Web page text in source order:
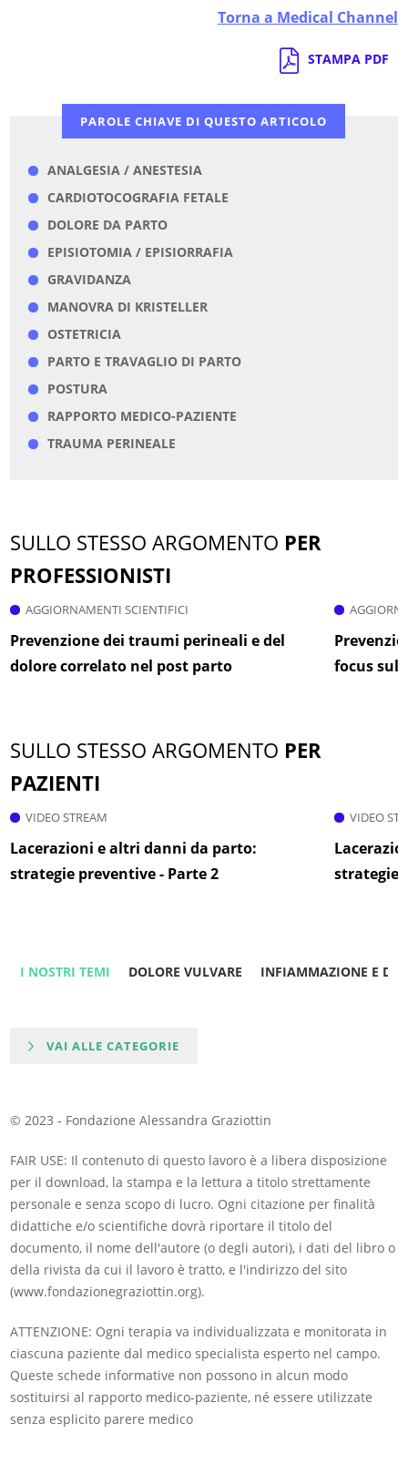
Torna a Medical Channel
STAMPA PDF
PAROLE CHIAVE DI QUESTO ARTICOLO
ANALGESIA / ANESTESIA
CARDIOTOCOGRAFIA FETALE
DOLORE DA PARTO
EPISIOTOMIA / EPISIORRAFIA
GRAVIDANZA
MANOVRA DI KRISTELLER
OSTETRICIA
PARTO E TRAVAGLIO DI PARTO
POSTURA
RAPPORTO MEDICO-PAZIENTE
TRAUMA PERINEALE
SULLO STESSO ARGOMENTO PER
PROFESSIONISTI
AGGIORNAMENTI SCIENTIFICI
Prevenzione dei traumi perineali e del
dolore correlato nel post parto
focus
SULLO STESSO ARGOMENTO PER
PAZIENTI
VIDEO STREAM
Lacerazioni e altri danni da parto:
strategie preventive - Parte 2
VIDEO
strategie
I NOSTRI TEMI DOLORE VULVARE INFIAMMAZIONE E
VAI ALLE CATEGORIE
© 2023 - Fondazione Alessandra Graziottin
FAIR USE: Il contenuto di questo lavoro è a libera disposizione
per il download, la stampa e la lettura a titolo strettamente
personale e senza scopo di lucro. Ogni citazione per finalità
didattiche e/o scientifiche dovrà riportare il titolo del
documento, il nome dell'autore (o degli autori), i dati del libro o
della rivista da cui il lavoro è tratto, e l'indirizzo del sito
(www.fondazionegraziottin.org).
ATTENZIONE: Ogni terapia va individualizzata e monitorata in
ciascuna paziente dal medico specialista esperto nel campo.
Queste schede informative non possono in alcun modo
sostituirsi al rapporto medico-paziente, né essere utilizzate
senza esplicito parere medico